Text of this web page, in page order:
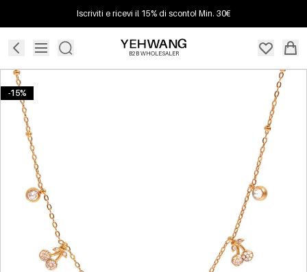
Iscriviti e ricevi il 15% di sconto! Min. 30€
B2B WHOLESALER
-15%